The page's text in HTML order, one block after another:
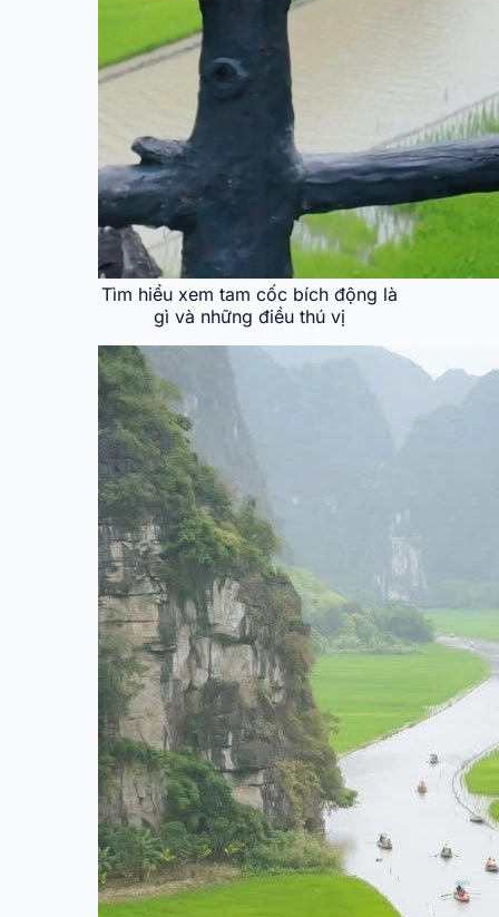
Tìm hiểu xem tam cốc bích động là
gì và những điều thú vị